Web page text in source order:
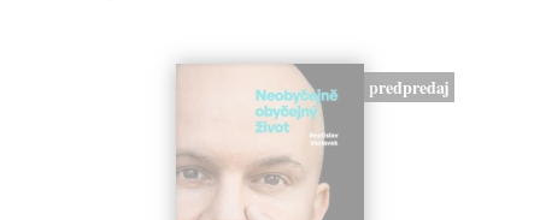
predpredaj